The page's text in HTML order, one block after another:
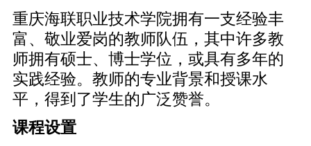
重庆海联职业技术学院拥有一支经验丰
富、敬业爱岗的教师队伍，其中许多教
师拥有硕士、博士学位，或具有多年的
实践经验。教师的专业背景和授课水
平，得到了学生的广泛赞誉。
课程设置